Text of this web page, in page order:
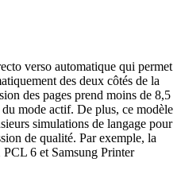
verso automatique qui permet
des deux côtés de la
des pages prend moins de 8,5
mode actif. De plus, ce modèle
simulations de langage pour
de qualité. Par exemple, la
6 et Samsung Printer